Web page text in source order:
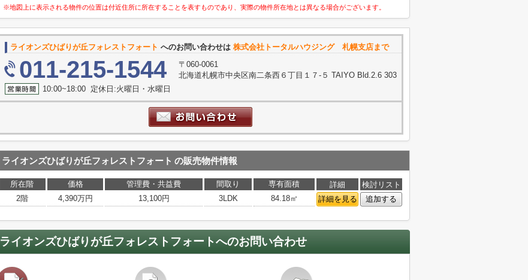
※地図上に表示される物件の位置は付近住所に所在することを表すものであり、実際の物件所在地とは異なる場合がございます。
ライオンズひばりが丘フォレストフォート へのお問い合わせは 株式会社トータルハウジング 札幌支店まで
011-215-1544
〒060-0061
北海道札幌市中央区南二条西６丁目１７‐５ TAIYO Bld.2.6 303
10:00~18:00 定休日:火曜日・水曜日
ライオンズひばりが丘フォレストフォート の販売物件情報
所在階 価格 管理費・共益費 間取り 専有面積 詳細
検討リスト
2階
4,390万円 13,100円 3LDK 84.18㎡ 詳細を見る 追加する
ライオンズひばりが丘フォレストフォートへのお問い合わせ